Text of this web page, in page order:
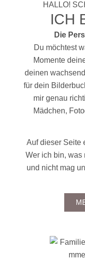
HALLO!
ICH
Die
Du möchtest
Momente
deinen
für dein
mir genau
Mädchen,
Auf dieser Seite
Wer ich bin, was
und nicht mag